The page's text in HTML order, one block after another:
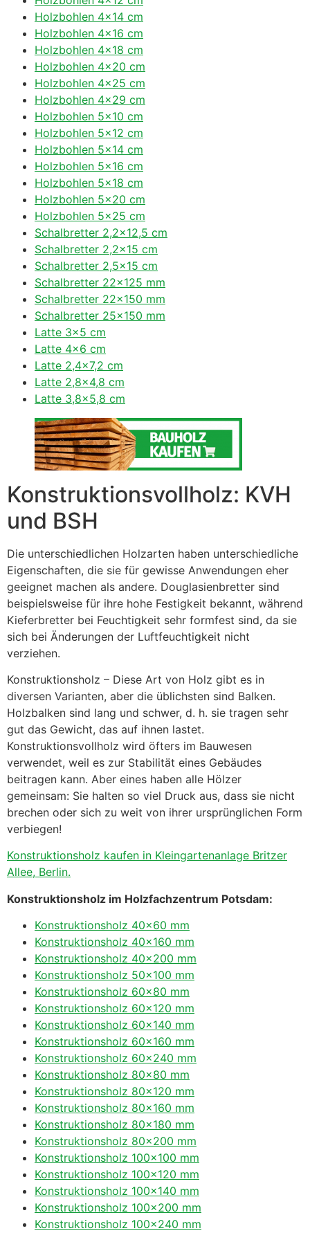
Holzbohlen 4×14 cm
Holzbohlen 4×16 cm
Holzbohlen 4×18 cm
Holzbohlen 4×20 cm
Holzbohlen 4×25 cm
Holzbohlen 4×29 cm
Holzbohlen 5×10 cm
Holzbohlen 5×12 cm
Holzbohlen 5×14 cm
Holzbohlen 5×16 cm
Holzbohlen 5×18 cm
Holzbohlen 5×20 cm
Holzbohlen 5×25 cm
Schalbretter 2,2×12,5 cm
Schalbretter 2,2×15 cm
Schalbretter 2,5×15 cm
Schalbretter 22×125 mm
Schalbretter 22×150 mm
Schalbretter 25×150 mm
Latte 3×5 cm
Latte 4×6 cm
Latte 2,4×7,2 cm
Latte 2,8×4,8 cm
Latte 3,8×5,8 cm
Konstruktionsvollholz: KVH
und BSH
Die unterschiedlichen Holzarten haben unterschiedliche
Eigenschaften, die sie für gewisse Anwendungen eher
geeignet machen als andere. Douglasienbretter sind
beispielsweise für ihre hohe Festigkeit bekannt, während
Kieferbretter bei Feuchtigkeit sehr formfest sind, da sie
sich bei Änderungen der Luftfeuchtigkeit nicht
verziehen.
Konstruktionsholz – Diese Art von Holz gibt es in
diversen Varianten, aber die üblichsten sind Balken.
Holzbalken sind lang und schwer, d. h. sie tragen sehr
gut das Gewicht, das auf ihnen lastet.
Konstruktionsvollholz wird öfters im Bauwesen
verwendet, weil es zur Stabilität eines Gebäudes
beitragen kann. Aber eines haben alle Hölzer
gemeinsam: Sie halten so viel Druck aus, dass sie nicht
brechen oder sich zu weit von ihrer ursprünglichen Form
verbiegen!
Konstruktionsholz kaufen in Kleingartenanlage Britzer
Allee, Berlin.
Konstruktionsholz im Holzfachzentrum Potsdam:
Konstruktionsholz 40×60 mm
Konstruktionsholz 40×160 mm
Konstruktionsholz 40×200 mm
Konstruktionsholz 50×100 mm
Konstruktionsholz 60×80 mm
Konstruktionsholz 60×120 mm
Konstruktionsholz 60×140 mm
Konstruktionsholz 60×160 mm
Konstruktionsholz 60×240 mm
Konstruktionsholz 80×80 mm
Konstruktionsholz 80×120 mm
Konstruktionsholz 80×160 mm
Konstruktionsholz 80×180 mm
Konstruktionsholz 80×200 mm
Konstruktionsholz 100×100 mm
Konstruktionsholz 100×120 mm
Konstruktionsholz 100×140 mm
Konstruktionsholz 100×200 mm
Konstruktionsholz 100×240 mm